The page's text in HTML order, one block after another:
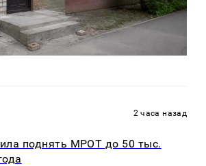
2 часа назад
поднять МРОТ до 50 тыс.